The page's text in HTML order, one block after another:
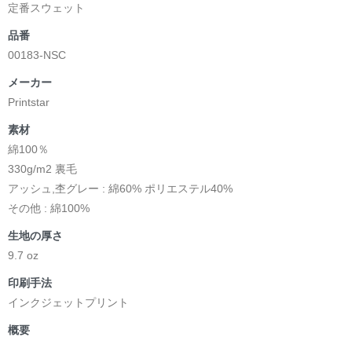
定番スウェット
品番
00183-NSC
メーカー
Printstar
素材
綿100％
330g/m2 裏毛
アッシュ,杢グレー : 綿60% ポリエステル40%
その他 : 綿100%
生地の厚さ
9.7 oz
印刷手法
インクジェットプリント
概要